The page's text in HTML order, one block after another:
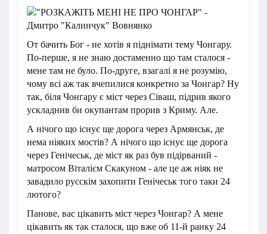
От бачить Бог - не хотів я піднімати тему Чонгару.
По-перше, я не знаю достаменно що там сталося -
мене там не було. По-друге, взагалі я не розумію,
чому всі аж так вчепилися конкретно за Чонгар? Ну
так, біля Чонгару є міст через Сіваш, підрив якого
ускладнив би окупантам прорив з Криму. Але.
А нічого що існує ще дорога через Армянськ, де
нема ніяких мостів? А нічого що існує ще дорога
через Генічеськ, де міст як раз був підірваний -
матросом Віталієм Скакуном - але це аж ніяк не
завадило русскім захопити Генічеськ того таки 24
лютого?
Панове, вас цікавить міст через Чонгар? А мене
цікавить як так сталося, що вже об 11-й ранку 24